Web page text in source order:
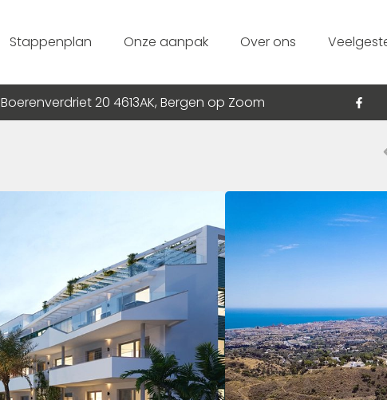
Stappenplan Onze aanpak Over ons
Boerenverdriet 20 4613AK, Bergen op Zoom